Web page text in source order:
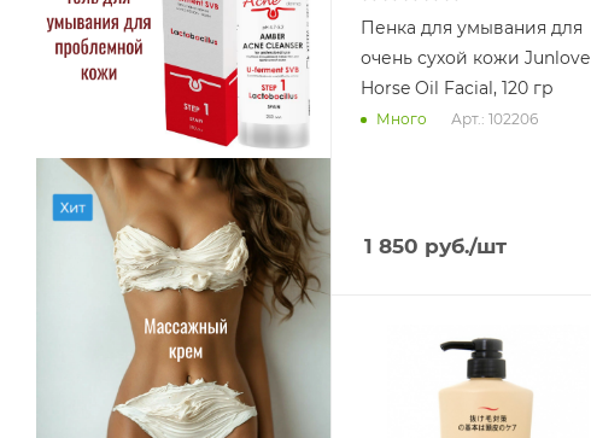
Пенка для умывания для
очень сухой кожи Junlove
Horse Oil Facial, 120 гр
Много Арт.: 102206
1 850 руб./шт